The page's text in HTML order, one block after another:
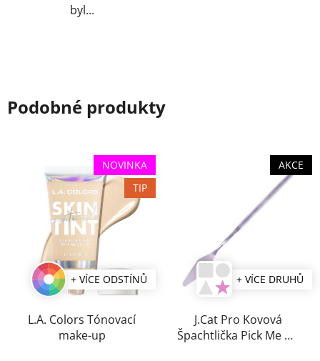
byl...
Podobné produkty
NOVINKA
TIP
+ VÍCE ODSTÍNŮ
L.A. Colors Tónovací
make-up
AKCE
+ VÍCE DRUHŮ
J.Cat Pro Kovová
Špachtlička Pick Me Up